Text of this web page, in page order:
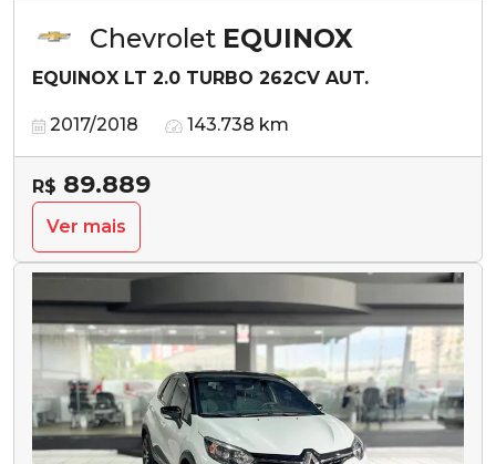
Chevrolet EQUINOX
EQUINOX LT 2.0 TURBO 262CV AUT.
2017/2018 143.738 km
R$ 89.889
Ver mais